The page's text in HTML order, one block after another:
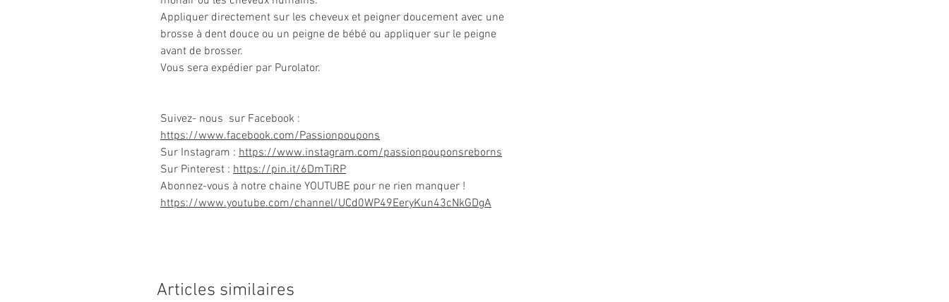
Appliquer directement sur les cheveux et peigner doucement avec une
brosse à dent douce ou un peigne de bébé ou appliquer sur le peigne
avant de brosser.
Vous sera expédier par Purolator.
Suivez- nous sur Facebook :
https://www.facebook.com/Passionpoupons
Sur Instagram : https://www.instagram.com/passionpouponsreborns
Sur Pinterest : https://pin.it/6DmTiRP
Abonnez-vous à notre chaine YOUTUBE pour ne rien manquer !
https://www.youtube.com/channel/UCd0WP49EeryKun43cNkGDgA
Articles similaires